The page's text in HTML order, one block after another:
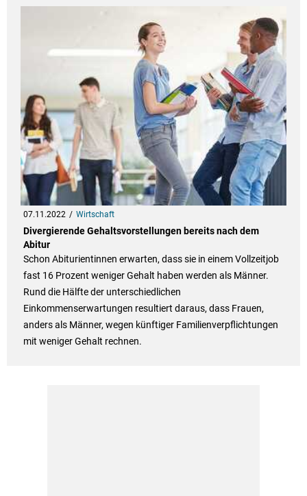
07.11.2022 Wirtschaft
Divergierende Gehaltsvorstellungen bereits nach dem
Abitur
Schon Abiturientinnen erwarten, dass sie in einem Vollzeitjob
fast 16 Prozent weniger Gehalt haben werden als Männer.
Rund die Hälfte der unterschiedlichen
Einkommenserwartungen resultiert daraus, dass Frauen,
anders als Männer, wegen künftiger Familienverpflichtungen
mit weniger Gehalt rechnen.